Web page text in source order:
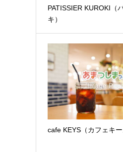
PATISSIER KUROKI（
キ）
cafe KEYS（カフェキー